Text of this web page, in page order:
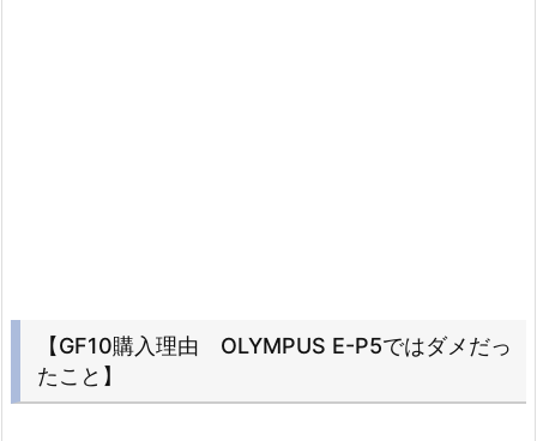
【GF10購入理由 OLYMPUS E-P5ではダメだっ
たこと】